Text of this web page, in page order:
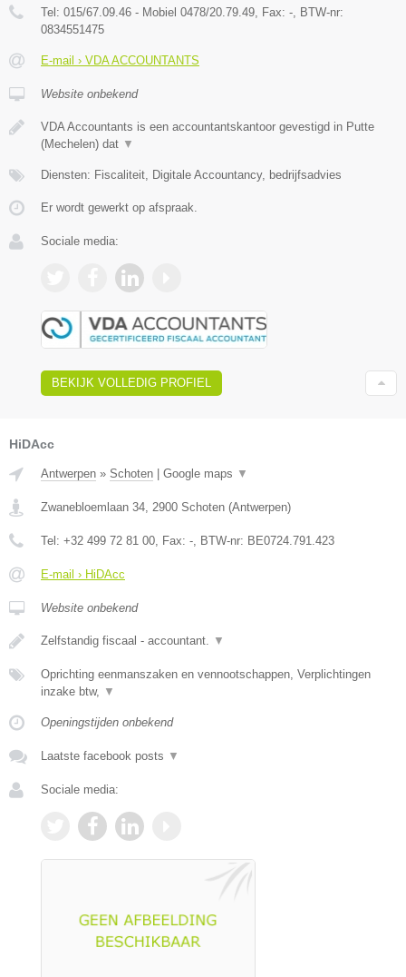
Tel: 015/67.09.46 - Mobiel 0478/20.79.49, Fax: -, BTW-nr:
0834551475
E-mail › VDA ACCOUNTANTS
Website onbekend
VDA Accountants is een accountantskantoor gevestigd in Putte
(Mechelen) dat ▼
Diensten: Fiscaliteit, Digitale Accountancy, bedrijfsadvies
Er wordt gewerkt op afspraak.
Sociale media:
BEKIJK VOLLEDIG PROFIEL
HiDAcc
Antwerpen » Schoten Google maps ▼
Zwanebloemlaan 34 2900 Schoten (Antwerpen)
Tel: +32 499 72 81 00 , Fax: - , BTW-nr: BE0724.791.423
E-mail › HiDAcc
Website onbekend
Zelfstandig fiscaal - accountant. ▼
Oprichting eenmanszaken en vennootschappen, Verplichtingen
inzake btw, ▼
Openingstijden onbekend
Laatste facebook posts ▼
Sociale media: